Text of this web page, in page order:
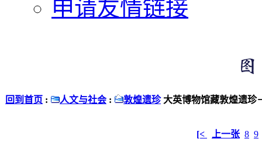
申请友情链接
回到首页 : 人文与社会 : 敦煌遗珍大英博物馆藏敦煌遗珍
[< 上一张 8 9